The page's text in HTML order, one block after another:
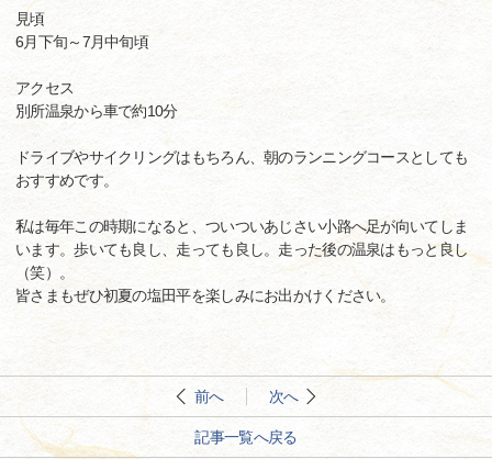
見頃
6月下旬～7月中旬頃
アクセス
別所温泉から車で約10分
ドライブやサイクリングはもちろん、朝のランニングコースとしても
おすすめです。
私は毎年この時期になると、ついついあじさい小路へ足が向いてしま
います。歩いても良し、走っても良し。走った後の温泉はもっと良し
（笑）。
皆さまもぜひ初夏の塩田平を楽しみにお出かけください。
前へ 次へ
記事一覧へ戻る